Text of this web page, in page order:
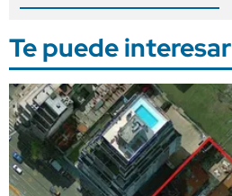
Te puede interesar